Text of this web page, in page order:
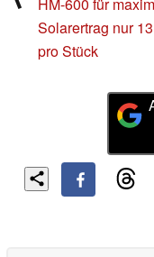
Solarertrag nur
pro Stück